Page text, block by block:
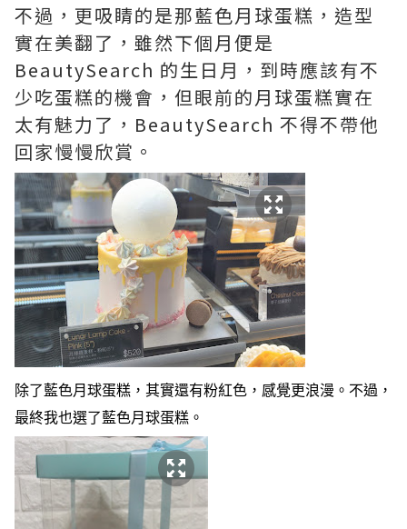
不過，更吸睛的是那藍色月球蛋糕，造型
實在美翻了，雖然下個月便是
BeautySearch 的生日月，到時應該有不
少吃蛋糕的機會，但眼前的月球蛋糕實在
太有魅力了，BeautySearch 不得不帶他
回家慢慢欣賞。
除了藍色月球蛋糕，其實還有粉紅色，感覺更浪漫。不過，
最終我也選了藍色月球蛋糕。